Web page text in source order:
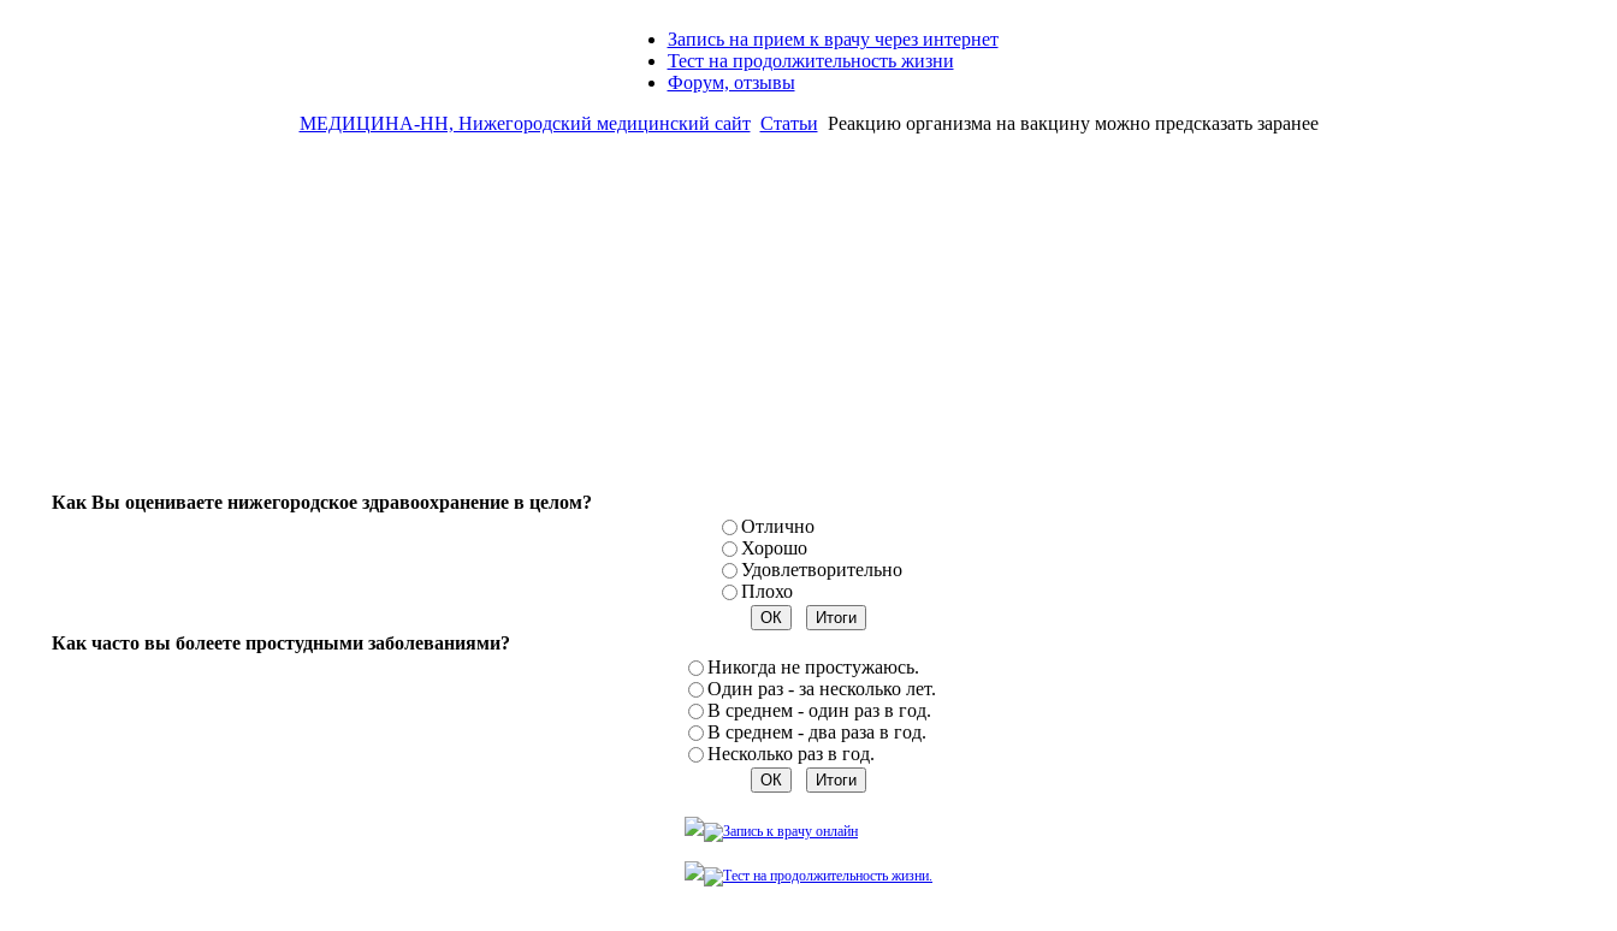
Запись на прием к врачу через интернет
Тест на продолжительность жизни
Форум, отзывы
МЕДИЦИНА-НН, Нижегородский медицинский сайт Статьи Реакцию организма на вакцину можно предсказать заранее
Как Вы оцениваете нижегородское здравоохранение в целом?
Отлично
Хорошо
Удовлетворительно
Плохо
Как часто вы болеете простудными заболеваниями?
Никогда не простужаюсь.
Один раз - за несколько лет.
В среднем - один раз в год.
В среднем - два раза в год.
Несколько раз в год.